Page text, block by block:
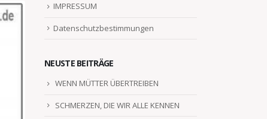
IMPRESSUM
Datenschutzbestimmungen
NEUSTE BEITRÄGE
WENN MÜTTER ÜBERTREIBEN
SCHMERZEN, DIE WIR ALLE KENNEN